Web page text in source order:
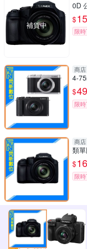
補貨中
0D
$
限
商店
4-
$
限
商店
類
$
限